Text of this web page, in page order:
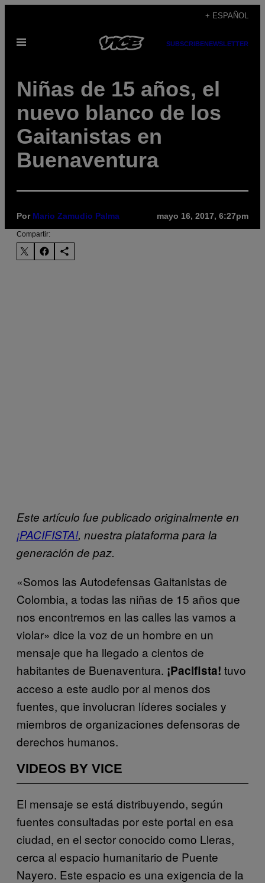
contenido
+ ESPAÑOL
Abrir
SUBSCRIBENEWSLETTER
Niñas de 15 años, el
nuevo blanco de los
Gaitanistas en
Buenaventura
Por Mario Zamudio Palma mayo 16, 2017, 6:27pm
Compartir:
Este artículo fue publicado originalmente en
¡PACIFISTA!, nuestra plataforma para la
generación de paz.
«Somos las Autodefensas Gaitanistas de
Colombia, a todas las niñas de 15 años que
nos encontremos en las calles las vamos a
violar» dice la voz de un hombre en un
mensaje que ha llegado a cientos de
habitantes de Buenaventura. ¡Pacifista! tuvo
acceso a este audio por al menos dos
fuentes, que involucran líderes sociales y
miembros de organizaciones defensoras de
derechos humanos.
VIDEOS BY VICE
El mensaje se está distribuyendo, según
fuentes consultadas por este portal en esa
ciudad, en el sector conocido como Lleras,
cerca al espacio humanitario de Puente
Nayero. Este espacio es una exigencia de la